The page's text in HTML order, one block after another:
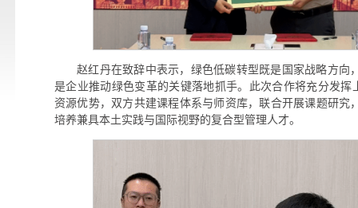
赵红丹在致辞中表示，绿色低碳转型既是国家战略方向
是企业推动绿色变革的关键落地抓手。此次合作将充分发挥
资源优势，双方共建课程体系与师资库，联合开展课题研究
培养兼具本土实践与国际视野的复合型管理人才。